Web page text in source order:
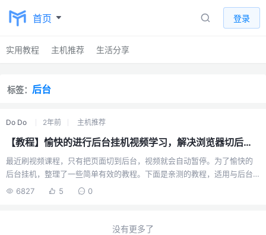
首页 登录
实用教程 主机推荐 生活分享
标签： 后台
Do Do 2年前 主机推荐
【教程】愉快的进行后台挂机视频学习，解决浏览器切后台后视频自动暂停的问题！
最近刷视频课程，只有把页面切到后台，视频就会自动暂停。为了愉快的
后台挂机，整理了一些简单有效的教程。下面是亲测的教程，适用与后台
视频挂机学习（中途不需要答题或者点击验证码的视频）。H5如果视频是
var current_video = document.getElementsByTagName('video')[0]
6827 5 0
没有更多了